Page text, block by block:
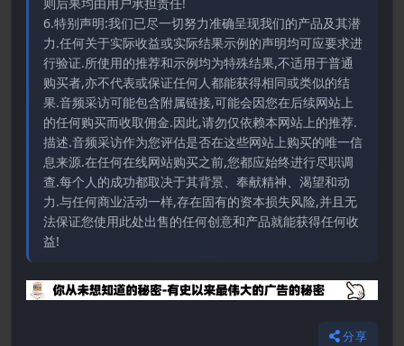
6.特别声明:我们已尽一切努力准确呈现我们的产品及其潜
力.任何关于实际收益或实际结果示例的声明均可应要求进
行验证.所使用的推荐和示例均为特殊结果,不适用于普通
购买者,亦不代表或保证任何人都能获得相同或类似的结
果.音频采访可能包含附属链接,可能会因您在后续网站上
的任何购买而收取佣金.因此,请勿仅依赖本网站上的推荐.
描述.音频采访作为您评估是否在这些网站上购买的唯一信
息来源.在任何在线网站购买之前,您都应始终进行尽职调
查.每个人的成功都取决于其背景、奉献精神、渴望和动
力.与任何商业活动一样,存在固有的资本损失风险,并且无
法保证您使用此处出售的任何创意和产品就能获得任何收
益!
分享